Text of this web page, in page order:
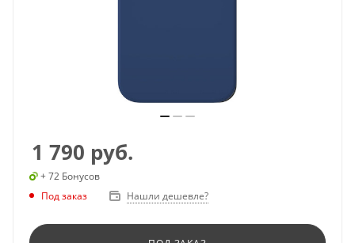
1 790 руб.
+ 72 Бонусов
Под заказ
Нашли дешевле?